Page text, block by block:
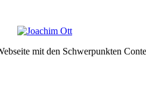
mit den Schwerpunkten